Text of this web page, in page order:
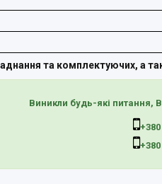
та комплектуючих, а
Виникли будь-які